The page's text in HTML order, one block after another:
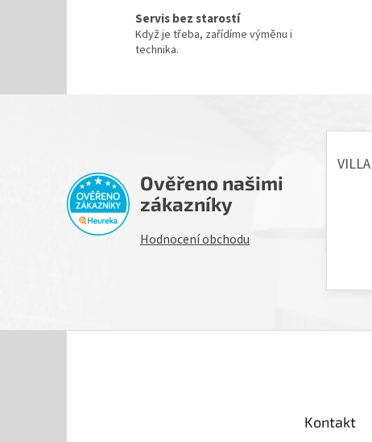
Servis bez starostí
Když je třeba, zařídíme výměnu i
technika.
Ověřeno našimi
zákazníky
Hodnocení obchodu
Kontakt